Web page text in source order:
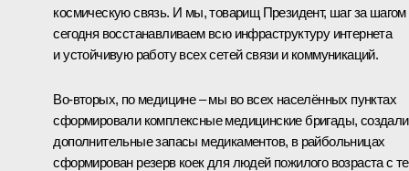
космическую связь. И мы, товарищ Президент, шаг за шагом
сегодня восстанавливаем всю инфраструктуру интернета
и устойчивую работу всех сетей связи и коммуникаций.
Во‑вторых, по медицине – мы во всех населённых пунктах
сформировали комплексные медицинские бригады, создали
дополнительные запасы медикаментов, в райбольницах
сформирован резерв коек для людей пожилого возраста с